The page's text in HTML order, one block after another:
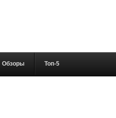
Обзоры Топ-5